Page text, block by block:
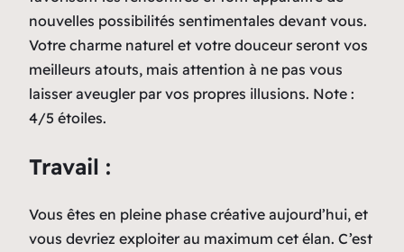
nouvelles possibilités sentimentales devant vous.
Votre charme naturel et votre douceur seront vos
meilleurs atouts, mais attention à ne pas vous
laisser aveugler par vos propres illusions. Note :
4/5 étoiles.
Travail :
Vous êtes en pleine phase créative aujourd’hui, et
vous devriez exploiter au maximum cet élan. C’est